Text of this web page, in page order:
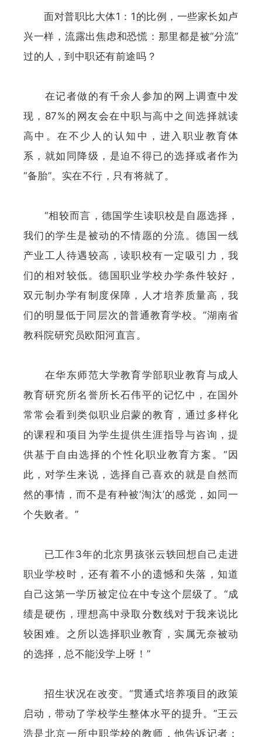
面对普职比大体1：1的比例，一些家长如卢
兴一样，流露出焦虑和恐慌：那里都是被“分流”
过的人，到中职还有前途吗？
在记者做的有千余人参加的网上调查中发
现，87%的网友会在中职与高中之间选择就读
高中。在不少人的认知中，进入职业教育体
系，就如同降级，是迫不得已的选择或者作为
“备胎”。实在不行，只有将就了。
“相较而言，德国学生读职校是自愿选择，
我们的学生是被动的不情愿的分流。德国一线
产业工人待遇较高，读职校有一定吸引力，我
们的相对较低。德国职业学校办学条件较好，
双元制办学有制度保障，人才培养质量高，我
们的明显低于同层次的普通教育学校。”湖南省
教科院研究员欧阳河直言。
在华东师范大学教育学部职业教育与成人
教育研究所名誉所长石伟平的记忆中，在国外
常常会看到类似职业启蒙的教育，通过多样化
的课程和项目为学生提供生涯指导与咨询，提
供基于自由选择的个性化职业教育方案。“因
此，对学生来说，选择自己喜欢的就是自然而
然的事情，而不是有种被‘淘汰’的感觉，如同一
个失败者。”
已工作3年的北京男孩张云轶回想自己走进
职业学校时，还有着不小的遗憾和失落，知道
自己这第一学历被定位在中专这个层级了。“成
绩是硬伤，理想高中录取分数线对于我来说比
较困难。之所以选择职业教育，实属无奈被动
的选择，总不能没学上呀！”
招生状况在改变。“贯通式培养项目的政策
启动，带动了学校学生整体水平的提升。”王云
浩是北京一所中职学校的教师，他告诉记者：